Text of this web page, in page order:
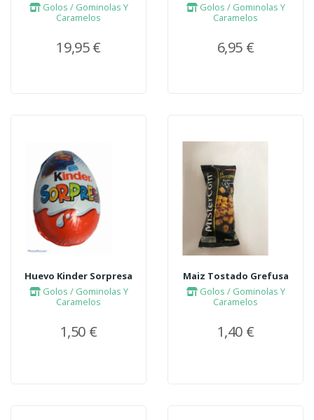
Golos / Gominolas Y
Caramelos
19,95 €
Golos / Gominolas Y
Caramelos
6,95 €
Huevo Kinder Sorpresa
Golos / Gominolas Y
Caramelos
1,50 €
Maiz Tostado Grefusa
Golos / Gominolas Y
Caramelos
1,40 €